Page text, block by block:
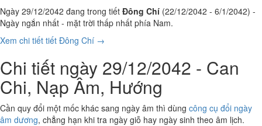
Ngày 29/12/2042 đang trong tiết Đông Chí (22/12/2042 - 6/1/2042) -
Ngày ngắn nhất - mặt trời thấp nhất phía Nam.
Xem chi tiết tiết Đông Chí →
Chi tiết ngày 29/12/2042 - Can
Chi, Nạp Âm, Hướng
Cần quy đổi một mốc khác sang ngày âm thì dùng công cụ đổi ngày
âm dương, chẳng hạn khi tra ngày giỗ hay ngày sinh theo âm lịch.